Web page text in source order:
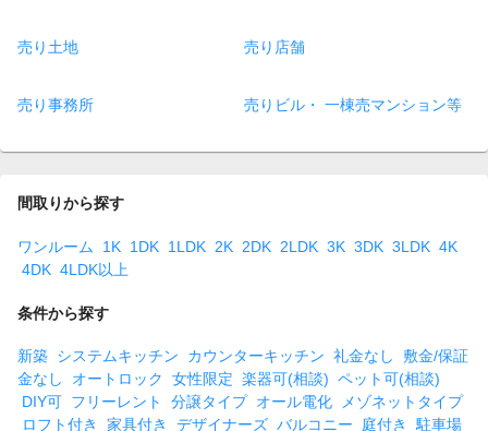
売り土地 売り店舗
売り事務所 売りビル・ 一棟売マンション等
間取りから探す
ワンルーム 1K 1DK 1LDK 2K 2DK 2LDK 3K 3DK 3LDK 4K
4DK 4LDK以上
条件から探す
新築 システムキッチン カウンターキッチン 礼金なし
敷金/保証
金なし
オートロック 女性限定 楽器可(相談) ペット可(相談)
DIY可 フリーレント 分譲タイプ オール電化
メゾネットタイプ
ロフト付き
家具付き デザイナーズ バルコニー 庭付き
駐車場